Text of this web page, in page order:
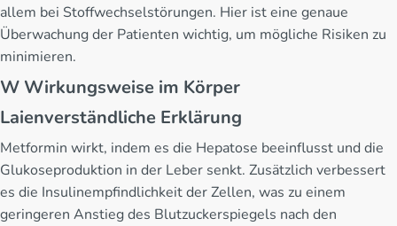
allem bei Stoffwechselstörungen. Hier ist eine genaue
Überwachung der Patienten wichtig, um mögliche Risiken zu
minimieren.
W Wirkungsweise im Körper
Laienverständliche Erklärung
Metformin wirkt, indem es die Hepatose beeinflusst und die
Glukoseproduktion in der Leber senkt. Zusätzlich verbessert
es die Insulinempfindlichkeit der Zellen, was zu einem
geringeren Anstieg des Blutzuckerspiegels nach den